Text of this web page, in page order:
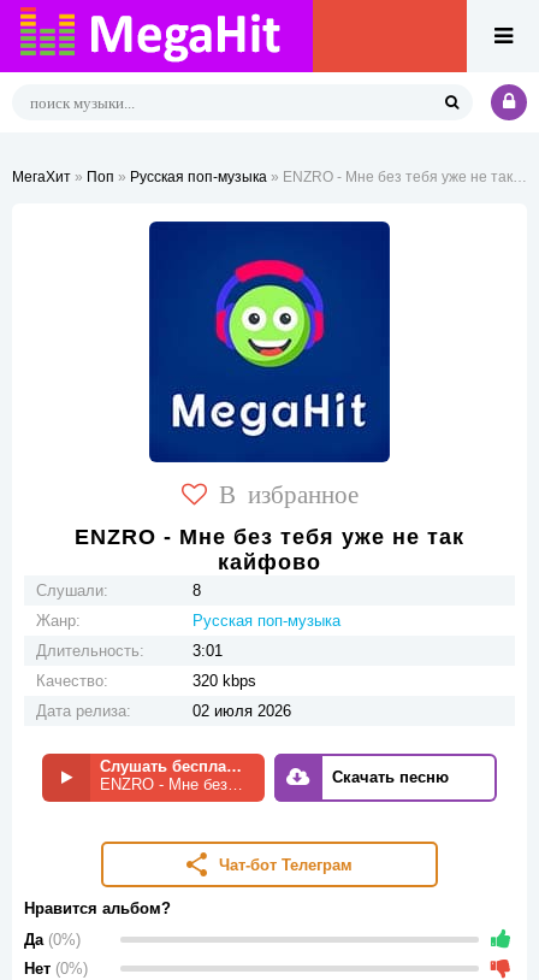
МегаХит » Поп » Русская поп-музыка » ENZRO - Мне без тебя уже не так кайфово
В избранное
ENZRO - Мне без тебя уже не так
кайфово
Слушали:
8
Жанр:
Русская поп-музыка
Длительность:
3:01
Качество:
320 kbps
Дата релиза:
02 июля 2026
Слушать бесплатно
ENZRO - Мне без тебя уже не так кайфово
Скачать песню
Чат-бот Телеграм
Нравится альбом?
Да (0%)
Нет (0%)